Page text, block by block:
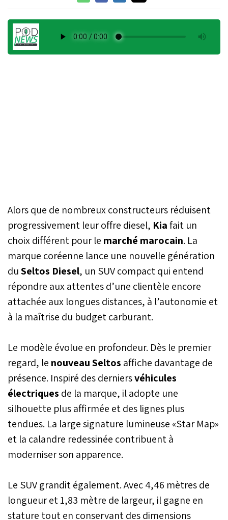
Alors que de nombreux constructeurs réduisent
progressivement leur offre diesel, Kiafait un
choix différent pour le marché marocain. La
marque coréenne lance une nouvelle génération
duSeltos Diesel, un SUV compact qui entend
répondre aux attentes d’une clientèle encore
attachée aux longues distances, à l’autonomie et
à la maîtrise du budget carburant.
Le modèle évolue en profondeur. Dès le premier
regard, le nouveau Seltos affiche davantage de
présence. Inspiré des derniersvéhicules
électriques de la marque, il adopte une
silhouette plus affirmée et des lignes plus
tendues. La large signature lumineuse «Star Map»
et la calandre redessinée contribuent à
moderniser son apparence.
Le SUV grandit également. Avec 4,46 mètres de
longueur et 1,83 mètre de largeur, il gagne en
stature tout en conservant des dimensions